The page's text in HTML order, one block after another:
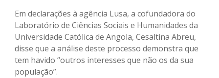
Em declarações à agência Lusa, a cofundadora do
Laboratório de Ciências Sociais e Humanidades da
Universidade Católica de Angola, Cesaltina Abreu,
disse que a análise deste processo demonstra que
tem havido “outros interesses que não os da sua
população”.